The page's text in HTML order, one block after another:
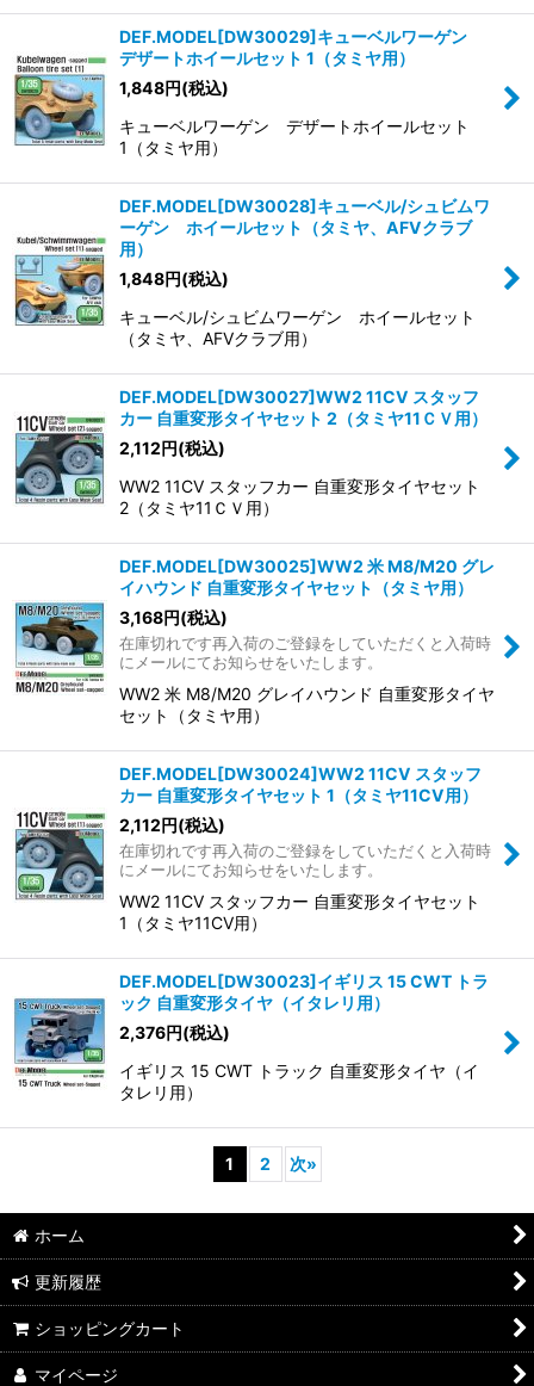
DEF.MODEL[DW30029]キューベルワーゲン
デザートホイールセット 1（タミヤ用）
1,848円(税込)
キューベルワーゲン デザートホイールセット
1（タミヤ用）
DEF.MODEL[DW30028]キューベル/シュビムワ
ーゲン ホイールセット（タミヤ、AFVクラブ
用）
1,848円(税込)
キューベル/シュビムワーゲン ホイールセット
（タミヤ、AFVクラブ用）
DEF.MODEL[DW30027]WW2 11CV スタッフ
カー 自重変形タイヤセット 2（タミヤ11ＣＶ用）
2,112円(税込)
WW2 11CV スタッフカー 自重変形タイヤセット
2（タミヤ11ＣＶ用）
DEF.MODEL[DW30025]WW2 米 M8/M20 グレ
イハウンド 自重変形タイヤセット（タミヤ用）
3,168円(税込)
在庫切れです再入荷のご登録をしていただくと入荷時
にメールにてお知らせをいたします。
WW2 米 M8/M20 グレイハウンド 自重変形タイヤ
セット（タミヤ用）
DEF.MODEL[DW30024]WW2 11CV スタッフ
カー 自重変形タイヤセット 1（タミヤ11CV用）
2,112円(税込)
在庫切れです再入荷のご登録をしていただくと入荷時
にメールにてお知らせをいたします。
WW2 11CV スタッフカー 自重変形タイヤセット
1（タミヤ11CV用）
DEF.MODEL[DW30023]イギリス 15 CWT トラ
ック 自重変形タイヤ（イタレリ用）
2,376円(税込)
イギリス 15 CWT トラック 自重変形タイヤ（イ
タレリ用）
1 2 次»
ホーム
更新履歴
ショッピングカート
マイページ